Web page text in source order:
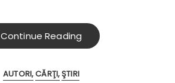
Continue Reading
AUTORI CĂRŢI ŞTIRI